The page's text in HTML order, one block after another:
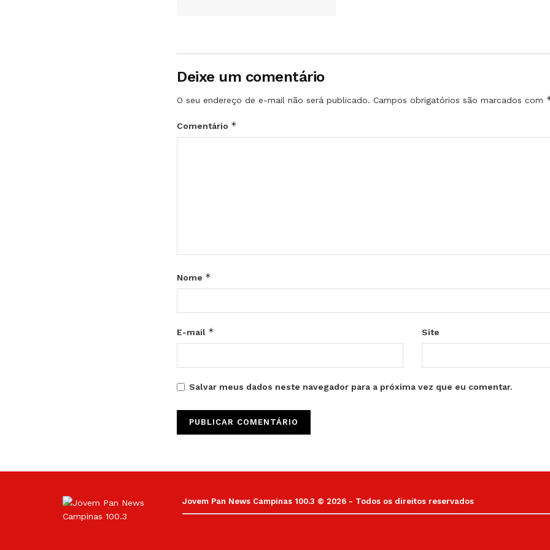
Deixe um comentário
O seu endereço de e-mail não será publicado. Campos obrigatórios são marcados com
Comentário *
Nome *
E-mail * Site
Salvar meus dados neste navegador para a próxima vez que eu comentar.
Jovem Pan News Campinas 100.3 © 2026 - Todos os direitos reservados